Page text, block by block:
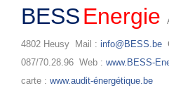
BESSEnergie
4802 Heusy Mail : info@BESS.be
087/70.28.96 Web : www.BESS-
carte : www.audit-énergétique.be